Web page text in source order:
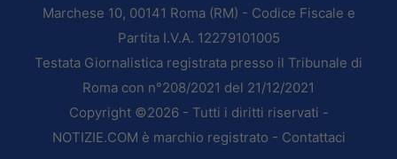
Marchese 10, 00141 Roma (RM) - Codice Fiscale e
Partita I.V.A. 12279101005
Testata Giornalistica registrata presso il Tribunale di
Roma con n°208/2021 del 21/12/2021
Copyright ©2026 - Tutti i diritti riservati -
NOTIZIE.COM è marchio registrato - Contattaci